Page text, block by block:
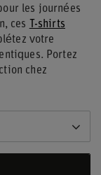
les journées
ces
T-shirts
votre
Portez
chez